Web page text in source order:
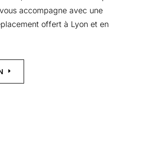
accompagne avec une
offert à Lyon et en